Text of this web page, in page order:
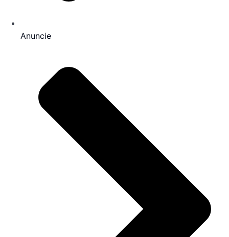
Anuncie